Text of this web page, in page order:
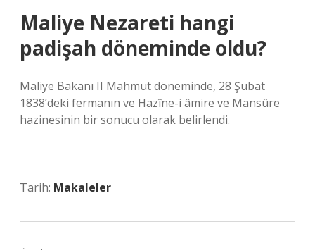
Maliye Nezareti hangi
padişah döneminde oldu?
Maliye Bakanı II Mahmut döneminde, 28 Şubat
1838’deki fermanın ve Hazîne-i âmire ve Mansûre
hazinesinin bir sonucu olarak belirlendi.
Tarih: Makaleler